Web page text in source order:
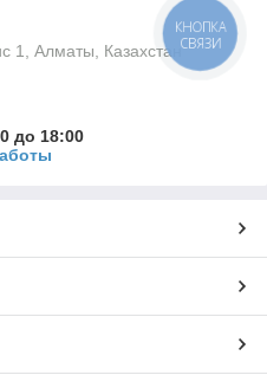
1, Алматы, Казахстан
до 18:00
КНОПКА
СВЯЗИ